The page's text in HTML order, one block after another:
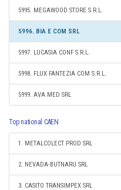
5995. MEGAWOOD STORE S.R.L.
5996. BIA E COM SRL
5997. LUCASIA CONF S.R.L.
5998. FLUX FANTEZIA COM S.R.L.
5999. AVA MED SRL
Top national CAEN
1. METALCOLECT PROD SRL
2. NEVADA-BUTNARU SRL
3. CASITO TRANSIMPEX SRL